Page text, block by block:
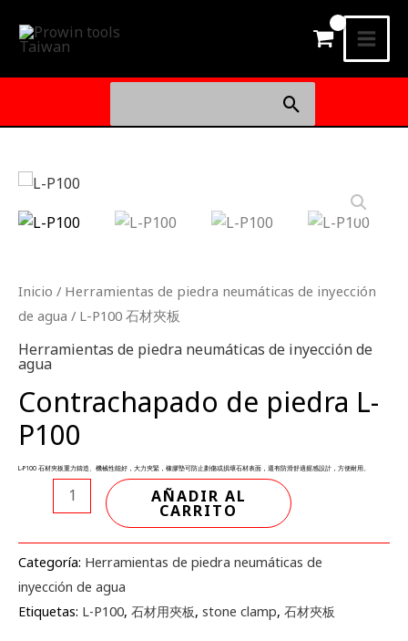
Inicio / Herramientas de piedra neumáticas de inyección
de agua / L-P100 石材夾板
Herramientas de piedra neumáticas de inyección de
agua
Contrachapado de piedra L-
P100
L-P100 石材夾板重力鑄造、機械性能好，大力夾緊，橡膠墊可防止劃傷或損壞石材表面，還有防滑舒適握感設計，方便耐用。
L-
P100
石
cantidad
AÑADIR AL
CARRITO
Categoría: Herramientas de piedra neumáticas de
inyección de agua
Etiquetas: L-P100, 石材用夾板, stone clamp, 石材夾板